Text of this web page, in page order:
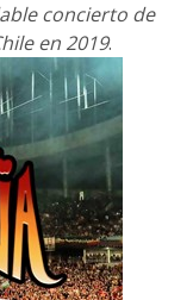
concierto de
en 2019.